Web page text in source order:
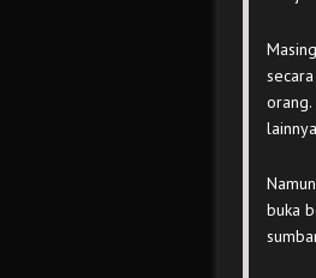
buka